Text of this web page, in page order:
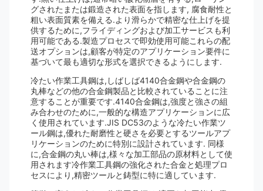
グされたまたは鍛造された表面を指します, 腐食耐性と
粗い表面質素を備える.より滑らかで精密な仕上げを提
供するために,フライディングおよび加工サービスも利
用可能である.製造プロセスで即効使用可能これらの配
送オプションは,顧客が特定のアプリケーション要件に
基づいて最も適切な形式を選択できるようにします.
冷たい作業工具鋼は,しばしば4140合金鋼や合金鋼の
丸棒などの他の合金鋼製品と比較されていることに注
意することが重要です.4140合金鋼は,強度と強さの組
み合わせのために,一般的な構造アプリケーションに広
く使用されています.JIS DC53のような冷たい作業ツ
ール鋼は,優れた耐磨性と硬さを必要とするツールアプ
リケーションのために特別に設計されています. 同様
に,合金鋼の丸い棒は,様々な加工部品の原材料として使
用されます冷作業工具鋼の強化された合金と処理プロ
セスにより,精密ツールと鋳型に特に適しています.